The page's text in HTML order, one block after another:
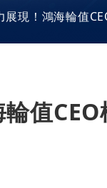
展現！鴻海輪值
值